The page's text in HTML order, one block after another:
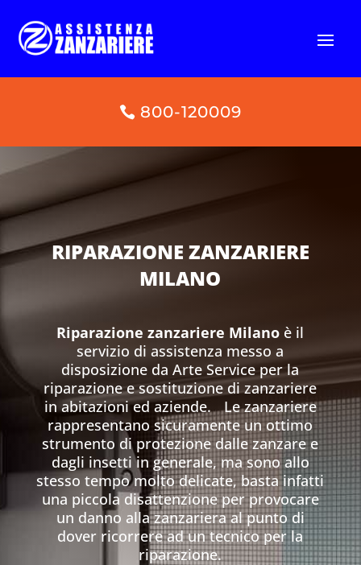
800-120009
RIPARAZIONE ZANZARIERE
MILANO
Riparazione zanzariere Milano è il
servizio di assistenza messo a
disposizione da Arte Service per la
riparazione e sostituzione di zanzariere
in abitazioni ed aziende. Le zanzariere
rappresentano sicuramente un ottimo
strumento di protezione dalle zanzare e
dagli insetti in generale, ma sono allo
stesso tempo molto delicate, basta infatti
una piccola disattenzione per provocare
un danno alla zanzariera al punto di
dover ricorrere ad un tecnico per la
riparazione.